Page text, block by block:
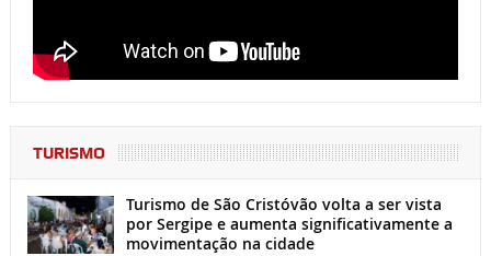
TURISMO
Turismo de São Cristóvão volta a ser vista
por Sergipe e aumenta significativamente a
movimentação na cidade